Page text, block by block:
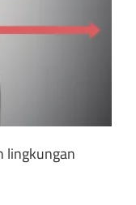
lingkungan